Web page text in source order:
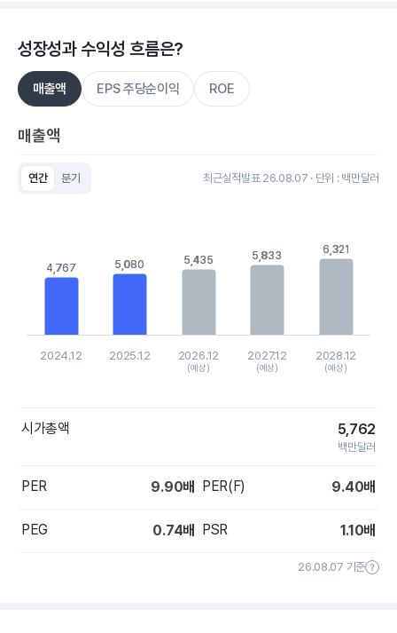
성장성과 수익성 흐름은?
매출액 EPS 주당순이익 ROE
매출액
연간 분기 최근실적발표 26.08.07 · 단위 : 백만달러
The chart has 1 X axis displaying categories.
The chart has 1 Y axis displaying values. Data ranges from
4,767
4,767 5,080
5,080 5,435
5,435 5,833
5,833 6,321
6,321
2024.12 2025.12 2026.12
(예상)
2027.12
(예상)
2028.12
(예상)
시가총액 5,762
백만달러
PER 9.90배 PER(F) 9.40배
PEG 0.74배 PSR 1.10배
26.08.07 기준